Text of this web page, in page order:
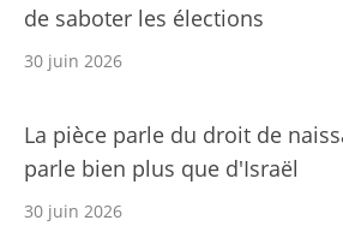
de saboter les élections
30 juin 2026
La pièce parle du droit de
parle bien plus que d'Israël
30 juin 2026